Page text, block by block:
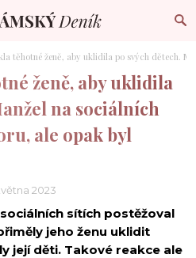
těhotné ženě, aby uklidila po svých dětech.
ženě, aby uklidila
na sociálních
ale opak byl
2023
sítích postěžoval
jeho ženu uklidit
její děti. Takové reakce ale